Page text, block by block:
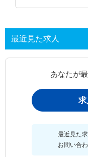
最近見た求人
あなたが
求
最近見た
お問い合